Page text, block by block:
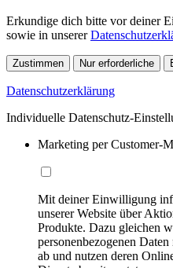
Erkundige dich bitte vor deiner
sowie in unserer
Zustimmen Nur erforderliche
Datenschutzerklärung
Individuelle Datenschutz-
Marketing per Customer-
Mit deiner Einwilligung
unserer Website über
Produkte. Dazu gleichen
personenbezogenen
ab und nutzen deren